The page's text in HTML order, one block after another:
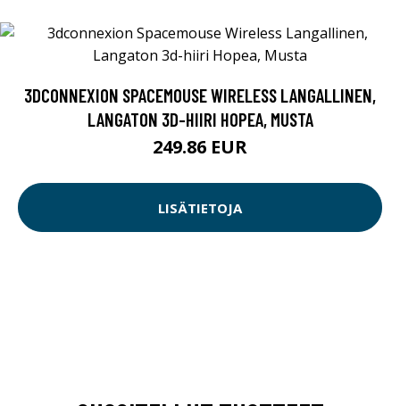
3DCONNEXION SPACEMOUSE WIRELESS LANGALLINEN,
LANGATON 3D-HIIRI HOPEA, MUSTA
249.86 EUR
LISÄTIETOJA